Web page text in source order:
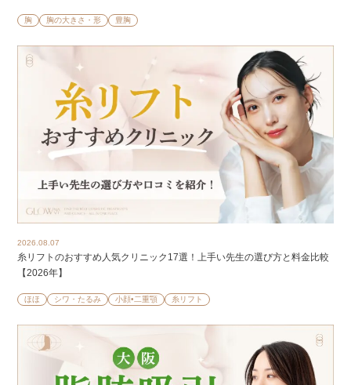
胸 胸の大きさ・形 豊胸
2026.08.07
糸リフトのおすすめ人気クリニック17選！上手い先生の選び方と料金比較
【2026年】
ほほ シワ・たるみ 小顔•二重顎 糸リフト